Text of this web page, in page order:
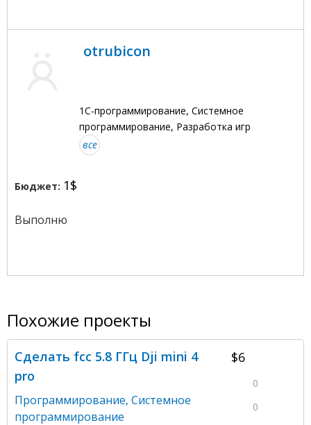
otrubicon
1С-программирование, Системное
программирование, Разработка игр
все
Бюджет: 1$
Выполню
Похожие проекты
$6
0
0
Сделать fcc 5.8 ГГц Dji mini 4
pro
Программирование, Системное
программирование